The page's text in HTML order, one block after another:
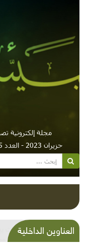
مجلة إلكترونية
حزيران 2023 - العدد 155 (2023-06-01)
العناوين الداخليةشذرات
ونكسة